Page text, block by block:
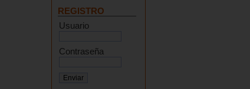
REGISTRO
Usuario
Contraseña